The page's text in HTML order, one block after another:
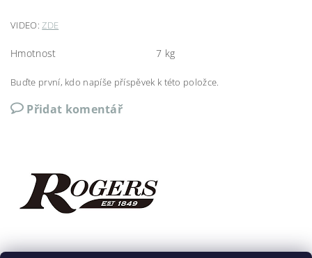
VIDEO:ZDE
Hmotnost 7 kg
Buďte první, kdo napíše příspěvek k této položce.
Přidat komentář